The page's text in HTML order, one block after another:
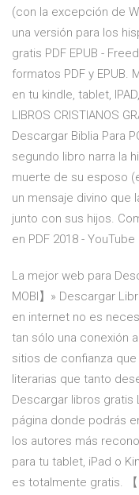
(con la excepción de
una versión para los
gratis PDF EPUB -
formatos PDF y EPUB.
en tu kindle, tablet,
LIBROS CRISTIANOS
Descargar Biblia Para
segundo libro narra la
muerte de su esposo
un mensaje divino que
junto con sus hijos.
en PDF 2018 - YouTube
La mejor web para
MOBI】» Descargar
en internet no es
tan sólo una conexión
sitios de confianza
literarias que tanto
Descargar libros gratis
página donde podrás
los autores más
para tu tablet, iPad o
es totalmente gratis. 【